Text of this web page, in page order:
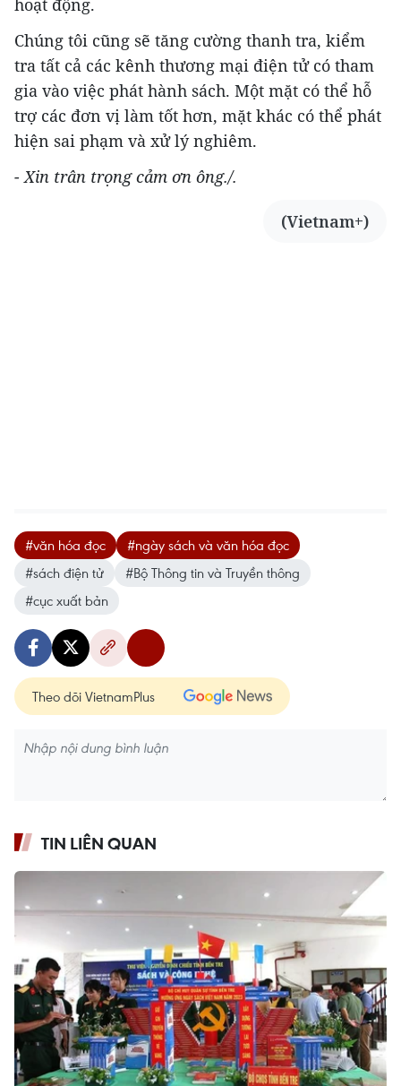
Chúng tôi cũng sẽ tăng cường thanh tra, kiểm
tra tất cả các kênh thương mại điện tử có tham
gia vào việc phát hành sách. Một mặt có thể hỗ
trợ các đơn vị làm tốt hơn, mặt khác có thể phát
hiện sai phạm và xử lý nghiêm.
- Xin trân trọng cảm ơn ông./.
(Vietnam+)
#văn hóa đọc
#ngày sách và văn hóa đọc
#sách điện tử
#Bộ Thông tin và Truyền thông
#cục xuất bản
Theo dõi VietnamPlus
TIN LIÊN QUAN